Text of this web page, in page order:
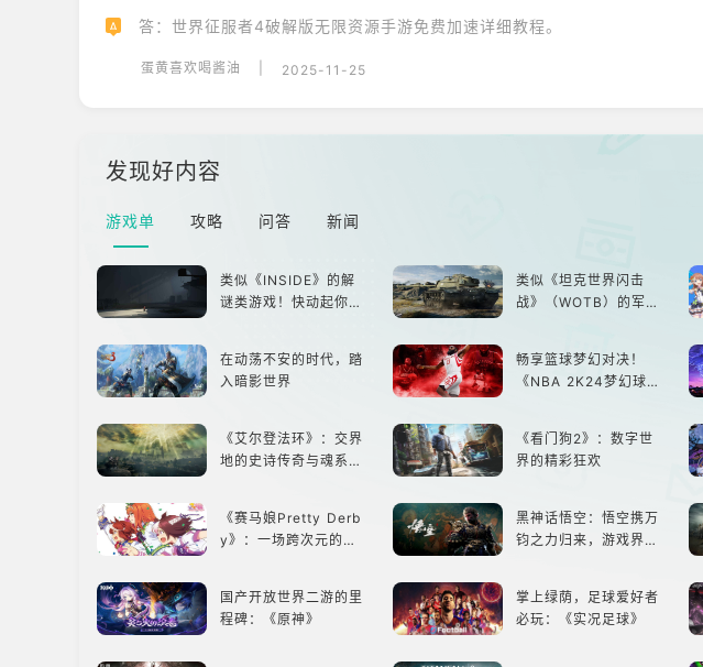
A 答：世界征服者4破解版无限资源手游免费加速详细教程。
蛋黄喜欢喝酱油 2025-11-25
发现好内容
游戏单 攻略 问答 新闻
类似《INSIDE》的解
谜类游戏！快动起你的
类似《坦克世界闪击
战》（WOTB）的军事
在动荡不安的时代，踏
入暗影世界
畅享篮球梦幻对决！
《NBA 2K24梦幻球
《艾尔登法环》：交界
地的史诗传奇与魂系新
《看门狗2》：数字世
界的精彩狂欢
《赛马娘Pretty Derb
y》：一场跨次元的竞
黑神话悟空：悟空携万
钧之力归来，游戏界的
国产开放世界二游的里
程碑：《原神》
掌上绿荫，足球爱好者
必玩：《实况足球》